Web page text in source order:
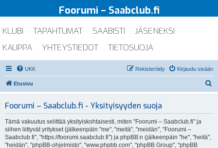
Foorumi – Saabclub.fi
KLUBI TAPAHTUMAT SAABISTI
JÄSENEKSI
KAUPPA
YHTEYSTIEDOT TIETOSUOJA
UKK Kirjaudu sisään
Rekisteröidy
Etusivu
Foorumi – Saabclub.fi - Yksityisyyden suoja
Tämä vakuutus selittää yksityiskohtaisesti, miten "Foorumi – Saabclub.fi" ja
siihen liittyvät yritykset (jälkeenpäin "me", "meitä", "meidän", "Foorumi –
Saabclub.fi", "https://foorumi.saabclub.fi") ja phpBB:n (jälkeenpäin "he", "heitä",
"heidän", "phpBB-ohjelmisto", "www.phpbb.com", "phpBB Group", "phpBB